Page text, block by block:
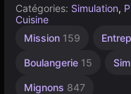
Catégories: Simulation,
Cuisine
Mission 159
Boulangerie 15
Mignons 847
Agilité
À 1
4152
Bébé
Simples
Unity
ligne